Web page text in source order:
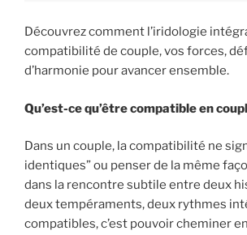
Découvrez comment l’iridologie
compatibilité de couple, vos forces,
d’harmonie pour avancer ensemble.
Qu’est-ce qu’être compatible en
Dans un couple, la compatibilité ne
identiques” ou penser de la même
dans la rencontre subtile entre deux
deux tempéraments, deux rythmes
compatibles, c’est pouvoir cheminer